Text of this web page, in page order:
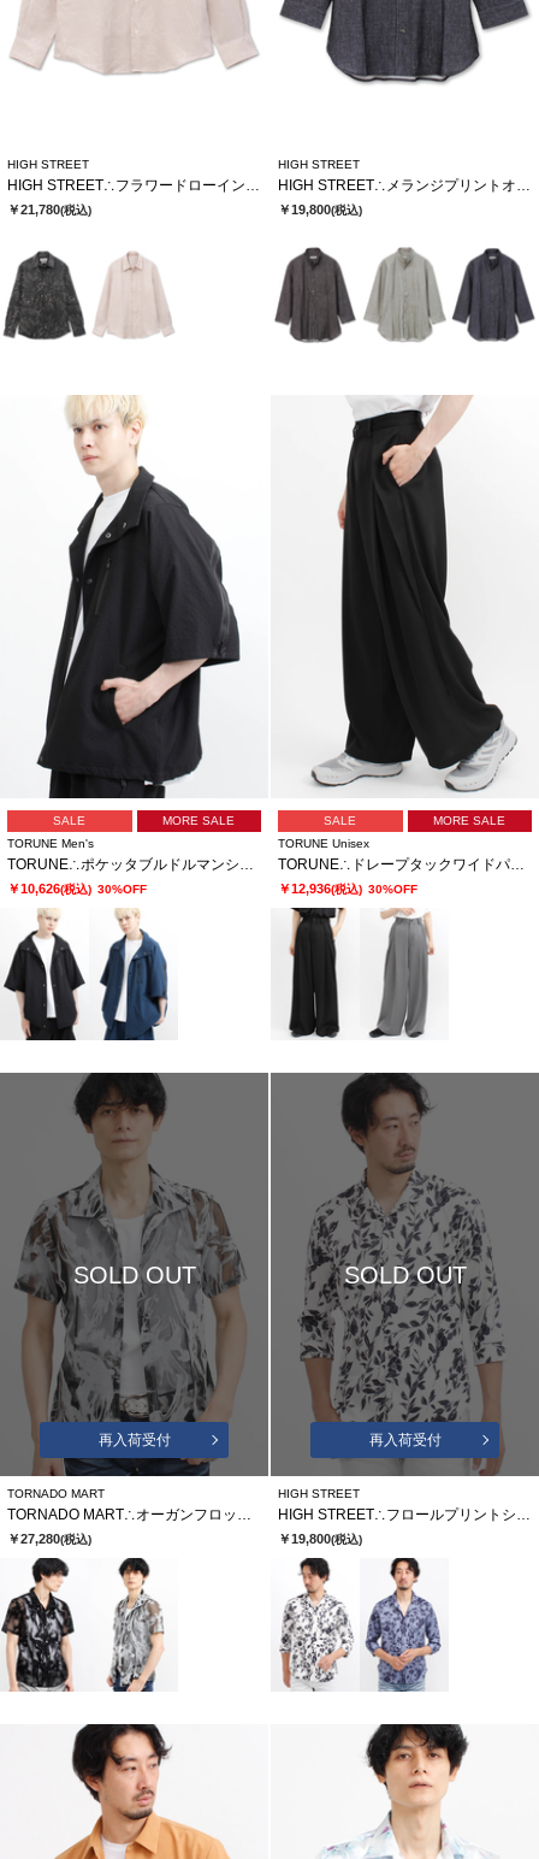
HIGH STREET
HIGH STREET∴フラワードローイングシャツ
￥21,780(税込)
HIGH STREET
HIGH STREET∴メランジプリントオブロング７分袖シャツ
￥19,800(税込)
SALE
MORE SALE
TORUNE Men's
￥10,626(税込) 30%OFF
SALE
MORE SALE
TORUNE Unisex
TORUNE∴ドレープタックワイドパンツ
￥12,936(税込) 30%OFF
SOLD OUT
再入荷受付
TORNADO MART
TORNADO MART∴オーガンフロッキースモークプリント半袖シャツ
￥27,280(税込)
SOLD OUT
再入荷受付
HIGH STREET
HIGH STREET∴フロールプリントショートウイング７分袖シャツ
￥19,800(税込)